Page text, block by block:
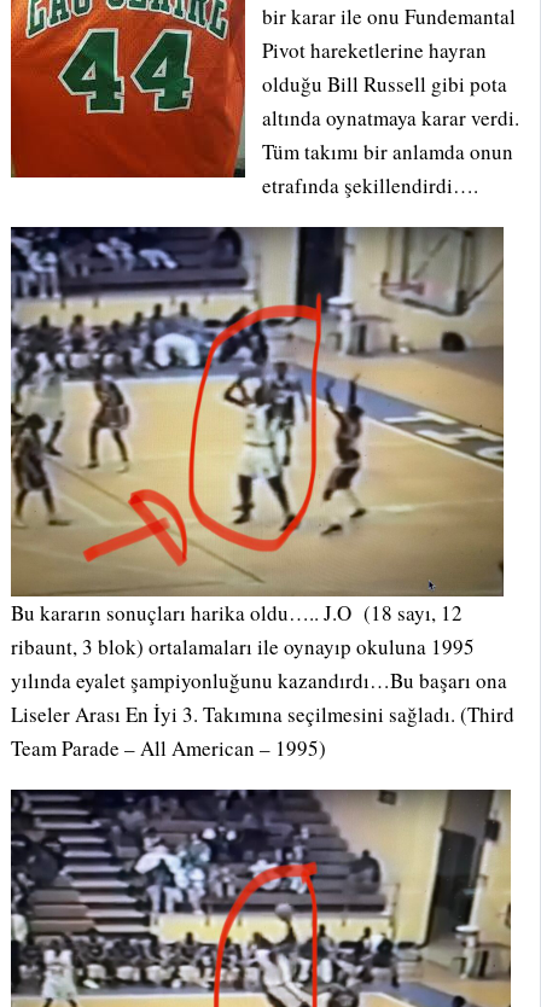
bir karar ile onu Fundemantal
Pivot hareketlerine hayran
olduğu Bill Russell gibi pota
altında oynatmaya karar verdi.
Tüm takımı bir anlamda onun
etrafında şekillendirdi….
Bu kararın sonuçları harika oldu….. J.O (18 sayı, 12
ribaunt, 3 blok) ortalamaları ile oynayıp okuluna 1995
yılında eyalet şampiyonluğunu kazandırdı…Bu başarı ona
Liseler Arası En İyi 3. Takımına seçilmesini sağladı. (Third
Team Parade – All American – 1995)